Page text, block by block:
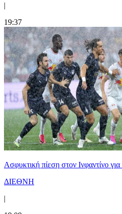
|
19:37
Ασφυκτική πίεση στον Ινφαντίνο για
ΔΙΕΘΝΗ
|